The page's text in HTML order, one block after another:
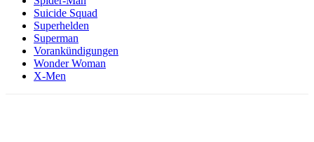
Suicide Squad
Superhelden
Superman
Vorankündigungen
Wonder Woman
X-Men